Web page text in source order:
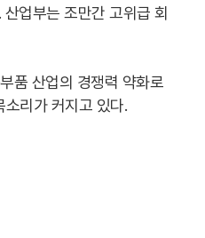
업부는 조만간 고위급 회
품 산업의 경쟁력 약화로
리가 커지고 있다.